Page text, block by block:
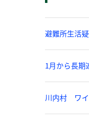
避難所生活
1月から長
川内村 ワイ